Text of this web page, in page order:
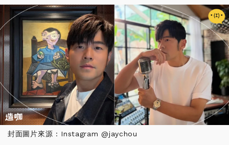
封面圖片來源 : Instagram @jaychou